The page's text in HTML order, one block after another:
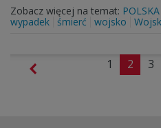
Zobacz więcej na temat: POLSKA
wypadek śmierć wojsko
1 2 3